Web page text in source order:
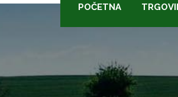
POČETNA